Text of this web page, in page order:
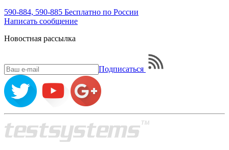
590-884, 590-885 Бесплатно по России
Написать сообщение
Новостная рассылка
Подписаться